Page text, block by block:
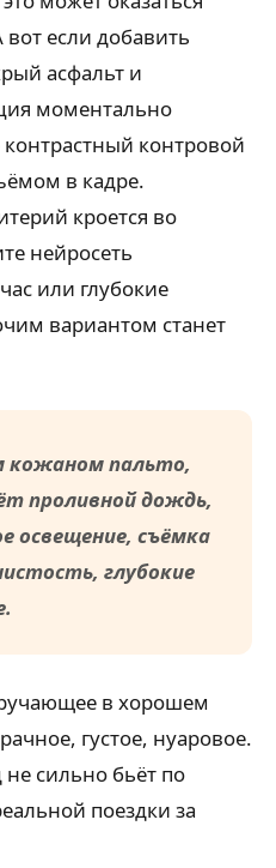
если добавить
асфальт и
моментально
контровой
в кадре.
кроется во
нейросеть
или глубокие
вариантом станет
кожаном пальто,
проливной дождь,
освещение, съёмка
глубокие
в хорошем
густое, нуаровое.
сильно бьёт по
поездки за